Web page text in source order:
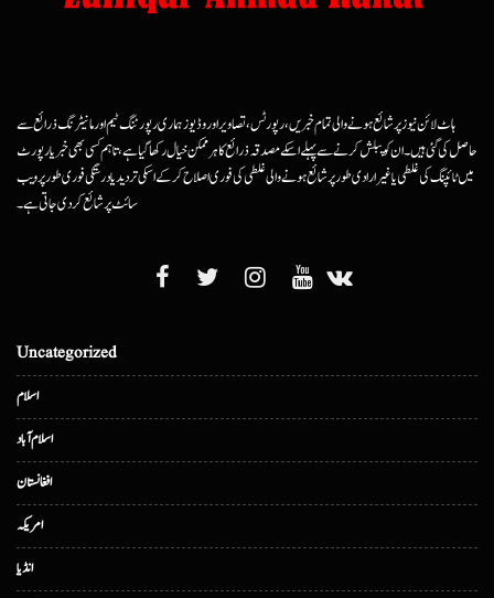
ہاٹ لائن نیوز پر شائع ہونے والی تمام خبریں، رپورٹس، تصاویر اور وڈیوز ہماری رپورٹنگ ٹیم اور مانیٹرنگ ذرائع سے
حاصل کی گئی ہیں۔ ان کو پبلش کرنے سے پہلے اسکے مصدقہ ذرائع کا ہرممکن خیال رکھا گیا ہے، تاہم کسی بھی خبر یا رپورٹ
میں ٹائپنگ کی غلطی یا غیرارادی طور پر شائع ہونے والی غلطی کی فوری اصلاح کرکے اسکی تردید یا درستگی فوری طور پر ویب
سائٹ پر شائع کردی جاتی ہے۔
Uncategorized
اسلام
اسلام آباد
افغانستان
امریکہ
انڈیا